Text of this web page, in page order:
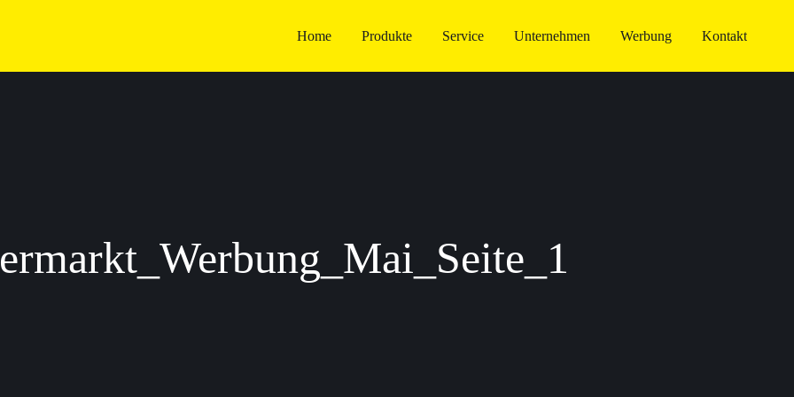
Home Produkte Service Unternehmen Werbung Kontakt